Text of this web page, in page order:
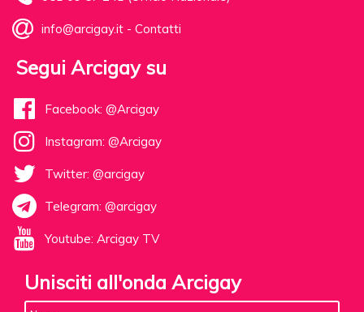
info@arcigay.it - Contatti
Segui Arcigay su
Facebook: @Arcigay
Instagram: @Arcigay
Twitter: @arcigay
Telegram: @arcigay
Youtube: Arcigay TV
Unisciti all'onda Arcigay